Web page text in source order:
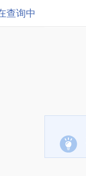
查询中